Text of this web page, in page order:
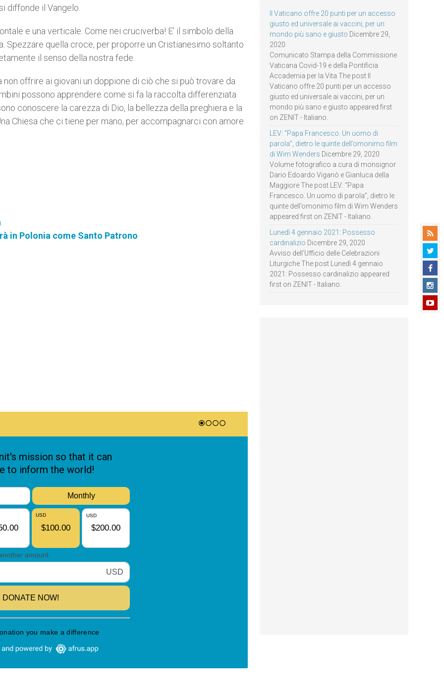
diffonde il Vangelo.
e una verticale. Come nei cruciverba! E’ il simbolo della
Spezzare quella croce, per proporre un Cristianesimo soltanto
il senso della nostra fede.
offrire ai giovani un doppione di ciò che si può trovare da
possono apprendere come si fa la raccolta differenziata
conoscere la carezza di Dio, la bellezza della preghiera e la
Chiesa che ci tiene per mano, per accompagnarci con amore
in Polonia come Santo Patrono
Il Vaticano offre 20 punti per un accesso
giusto ed universale ai vaccini, per un
mondo più sano e giusto Dicembre 29,
2020
Comunicato Stampa della Commissione
Vaticana Covid-19 e della Pontificia
Accademia per la Vita The post Il
Vaticano offre 20 punti per un accesso
giusto ed universale ai vaccini, per un
mondo più sano e giusto appeared first
on ZENIT - Italiano.
LEV: “Papa Francesco. Un uomo di
parola”, dietro le quinte dell’omonimo film
di Wim Wenders Dicembre 29, 2020
Volume fotografico a cura di monsignor
Dario Edoardo Viganò e Gianluca della
Maggiore The post LEV: “Papa
Francesco. Un uomo di parola”, dietro le
quinte dell’omonimo film di Wim Wenders
appeared first on ZENIT - Italiano.
Lunedì 4 gennaio 2021: Possesso
cardinalizio Dicembre 29, 2020
Avviso dell’Ufficio delle Celebrazioni
Liturgiche The post Lunedì 4 gennaio
2021: Possesso cardinalizio appeared
first on ZENIT - Italiano.